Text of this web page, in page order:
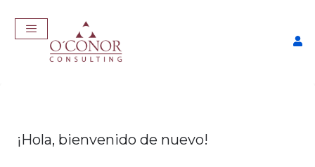
¡Hola, bienvenido de nuevo!